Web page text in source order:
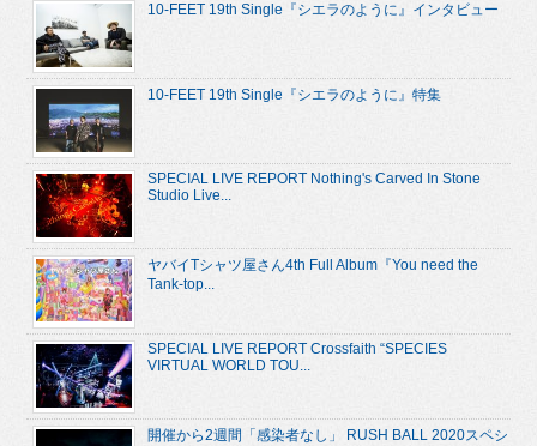
10-FEET 19th Single『シエラのように』インタビュー
10-FEET 19th Single『シエラのように』特集
SPECIAL LIVE REPORT Nothing's Carved In Stone
Studio Live...
ヤバイTシャツ屋さん4th Full Album『You need the
Tank-top...
SPECIAL LIVE REPORT Crossfaith “SPECIES
VIRTUAL WORLD TOU...
開催から2週間「感染者なし」 RUSH BALL 2020スペシ